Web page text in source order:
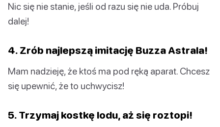
Nic się nie stanie, jeśli od razu się nie uda. Próbuj
dalej!
4. Zrób najlepszą imitację Buzza Astrala!
Mam nadzieję, że ktoś ma pod ręką aparat. Chcesz
się upewnić, że to uchwycisz!
5. Trzymaj kostkę lodu, aż się roztopi!